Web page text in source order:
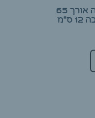
כרית חצי עגולה כחולה אורך 65